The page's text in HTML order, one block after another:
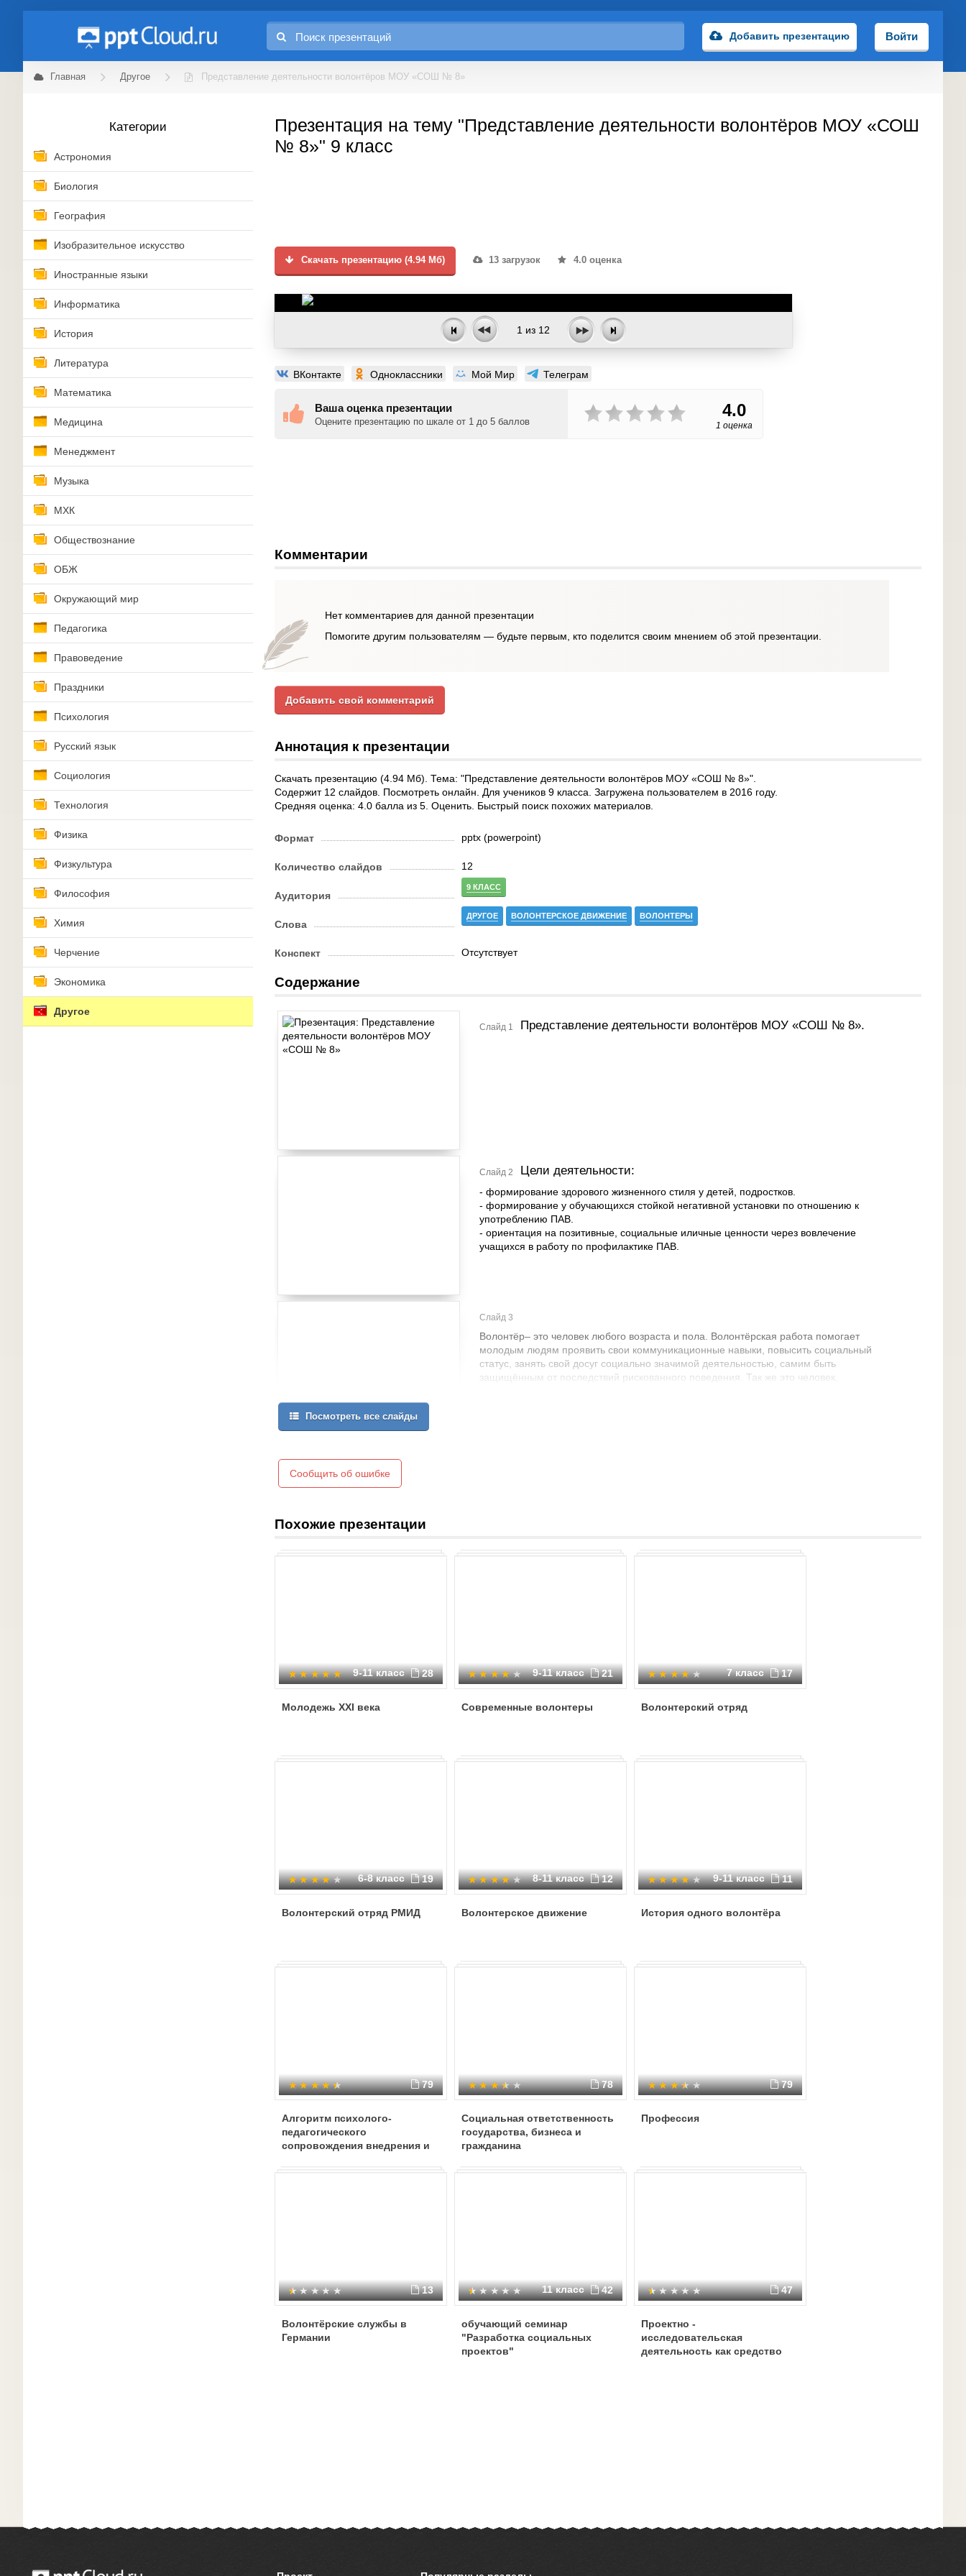
Добавить презентацию Войти
Главная Другое Представление деятельности волонтёров МОУ «СОШ № 8»
Категории
Астрономия
Биология
География
Изобразительное искусство
Иностранные языки
Информатика
История
Литература
Математика
Медицина
Менеджмент
Музыка
МХК
Обществознание
ОБЖ
Окружающий мир
Педагогика
Правоведение
Праздники
Психология
Русский язык
Социология
Технология
Физика
Физкультура
Философия
Химия
Черчение
Экономика
Другое
Презентация на тему "Представление деятельности волонтёров МОУ «СОШ
№ 8»" 9 класс
Скачать презентацию (4.94 Мб) 13 загрузок 4.0 оценка
1 из 12
ВКонтакте Одноклассники Мой Мир Телеграм
Ваша оценка презентации
Оцените презентацию по шкале от 1 до 5 баллов
4.0
1 оценка
Комментарии
Нет комментариев для данной презентации
Помогите другим пользователям — будьте первым, кто поделится своим мнением об этой презентации.
Добавить свой комментарий
Аннотация к презентации
Скачать презентацию (4.94 Мб). Тема: "Представление деятельности волонтёров МОУ «СОШ № 8»".
Содержит 12 слайдов. Посмотреть онлайн. Для учеников 9 класса. Загружена пользователем в 2016 году.
Средняя оценка: 4.0 балла из 5. Оценить. Быстрый поиск похожих материалов.
Формат pptx (powerpoint)
Количество слайдов 12
Аудитория
9 КЛАСС
Слова
ДРУГОЕ ВОЛОНТЕРСКОЕ ДВИЖЕНИЕ ВОЛОНТЕРЫ
Конспект Отсутствует
Содержание
Слайд 1 Представление деятельности волонтёров МОУ «СОШ № 8».
Слайд 2 Цели деятельности:
- формирование здорового жизненного стиля у детей, подростков.
- формирование у обучающихся стойкой негативной установки по отношению к
употреблению ПАВ.
- ориентация на позитивные, социальные иличные ценности через вовлечение
учащихся в работу по профилактике ПАВ.
Слайд 3
Волонтёр– это человек любого возраста и пола. Волонтёрская работа помогает
молодым людям проявить свои коммуникационные навыки, повысить социальный
статус, занять свой досуг социально значимой деятельностью, самим быть
защищённым от последствий рискованного поведения. Так же это человек,
Посмотреть все слайды
Сообщить об ошибке
Похожие презентации
9-11 класс 28
Молодежь XXI века
9-11 класс 21
Современные волонтеры
7 класс 17
Волонтерский отряд
6-8 класс 19
Волонтерский отряд РМИД
8-11 класс 12
Волонтерское движение
9-11 класс 11
История одного волонтёра
79
Алгоритм психолого-
педагогического
сопровождения внедрения и
78
Социальная ответственность
государства, бизнеса и
гражданина
79
Профессия
13
Волонтёрские службы в
Германии
11 класс 42
обучающий семинар
"Разработка социальных
проектов"
47
Проектно -
исследовательская
деятельность как средство